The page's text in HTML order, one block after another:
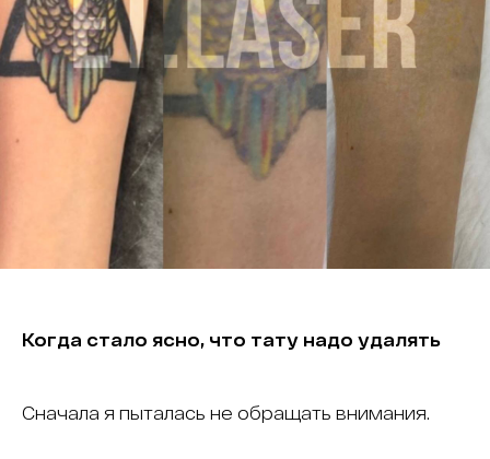
Когда стало ясно, что тату надо удалять
Сначала я пыталась не обращать внимания.